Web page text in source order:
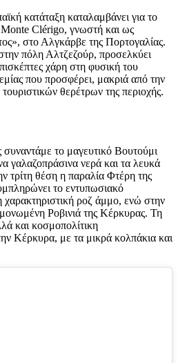
κατάταξη καταλαμβάνει για το
Clérigo, γνωστή και ως
στο Αλγκάρβε της Πορτογαλίας.
πόλη Αλτζεζούρ, προσελκύει
χάρη στη φυσική του
που προσφέρει, μακριά από την
θερέτρων της περιοχής.
συναντάμε το μαγευτικό Βουτούμι
γαλαζοπράσινα νερά και τα λευκά
τρίτη θέση η παραλία Φτέρη της
το εντυπωσιακό
ροζ άμμο, ενώ στην
Ροβινιά της Κέρκυρας. Τη
και κοσμοπολίτικη
Κέρκυρα, με τα μικρά κολπάκια και